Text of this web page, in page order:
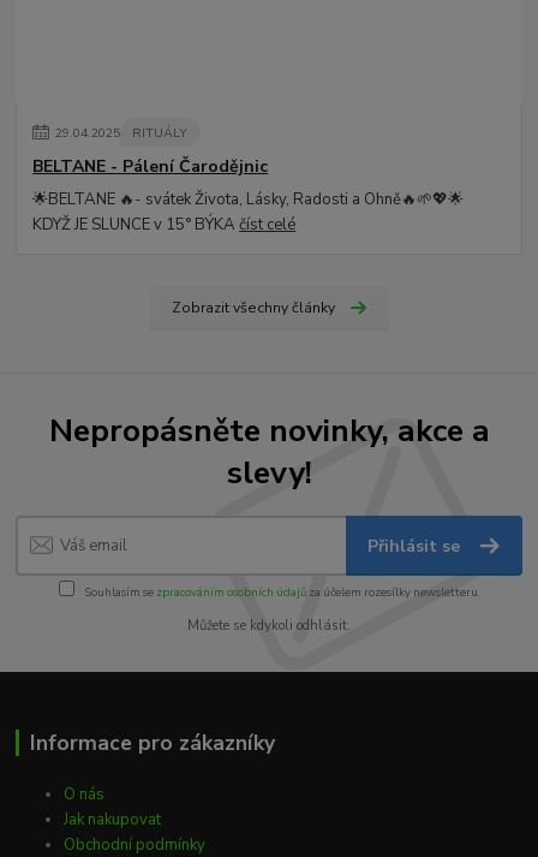
29.04.2025 RITUÁLY
BELTANE - Pálení Čarodějnic
🌟BELTANE 🔥- svátek Života, Lásky, Radosti a Ohně🔥🌱💖🌟
KDYŽ JE SLUNCE v 15° BÝKAčíst celé
Zobrazit všechny články
Nepropásněte novinky, akce a
slevy!
Přihlásit se
Souhlasím se zpracováním osobních údajůza účelem rozesílky newsletteru.
Můžete se kdykoli odhlásit.
Informace pro zákazníky
O nás
Jak nakupovat
Obchodní podmínky